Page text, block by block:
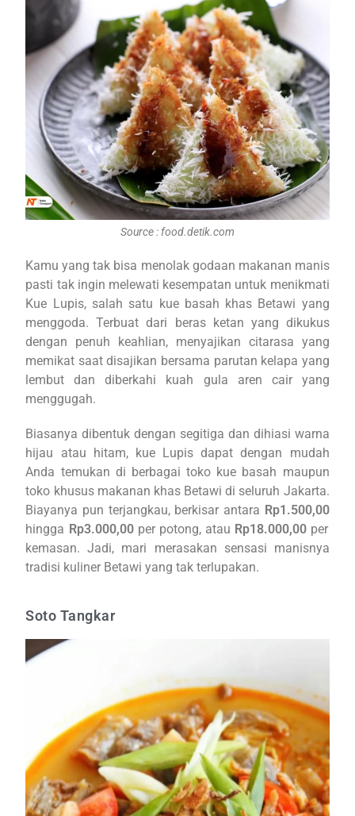
Source : food.detik.com
Kamu yang tak bisa menolak godaan makanan manis
pasti tak ingin melewati kesempatan untuk menikmati
Kue Lupis, salah satu kue basah khas Betawi yang
menggoda. Terbuat dari beras ketan yang dikukus
dengan penuh keahlian, menyajikan citarasa yang
memikat saat disajikan bersama parutan kelapa yang
lembut dan diberkahi kuah gula aren cair yang
menggugah.
Biasanya dibentuk dengan segitiga dan dihiasi warna
hijau atau hitam, kue Lupis dapat dengan mudah
Anda temukan di berbagai toko kue basah maupun
toko khusus makanan khas Betawi di seluruh Jakarta.
Biayanya pun terjangkau, berkisar antara Rp1.500,00
hingga Rp3.000,00per potong, atau Rp18.000,00 per
kemasan. Jadi, mari merasakan sensasi manisnya
tradisi kuliner Betawi yang tak terlupakan.
Soto Tangkar